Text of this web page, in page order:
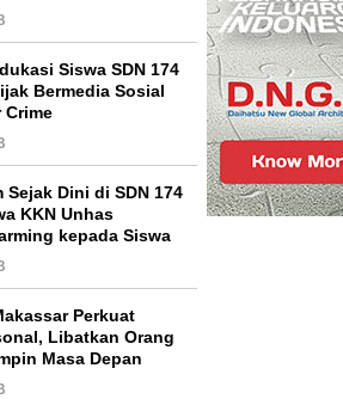
Siswa SDN 174
Bermedia Sosial
Crime
Sejak Dini di SDN 174
KKN Unhas
kepada Siswa
Perkuat
Libatkan Orang
Masa Depan